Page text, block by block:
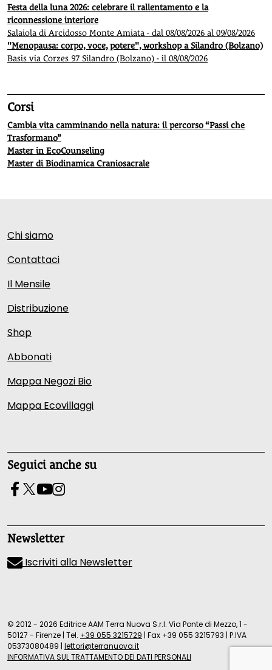
Festa della luna 2026: celebrare il rallentamento e la
riconnessione interiore
Salaiola di Arcidosso Monte Amiata - dal 08/08/2026 al 09/08/2026
"Menopausa: corpo, voce, potere", workshop a Silandro (Bolzano)
Basis via Corzes 97 Silandro (Bolzano) - il 08/08/2026
Corsi
Cambia vita camminando nella natura: il percorso “Passi che
Trasformano”
Master in EcoCounseling
Master di Biodinamica Craniosacrale
Chi siamo
Contattaci
Il Mensile
Distribuzione
Shop
Abbonati
Mappa Negozi Bio
Mappa Ecovillaggi
Seguici anche su
Newsletter
Iscriviti alla Newsletter
© 2012 - 2026 Editrice AAM Terra Nuova S.r.l. Via Ponte di Mezzo, 1 -
50127 - Firenze | Tel. +39 055 3215729 | Fax +39 055 3215793 | P.IVA
05373080489 | lettori@terranuova.it
INFORMATIVA SUL TRATTAMENTO DEI DATI PERSONALI